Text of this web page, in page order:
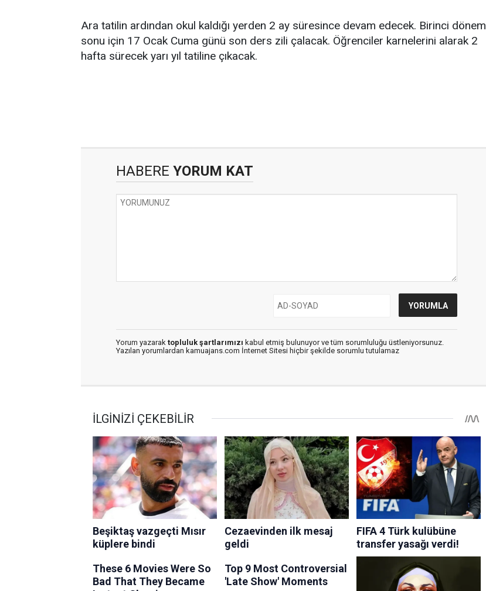
Ara tatilin ardından okul kaldığı yerden 2 ay süresince devam edecek. Birinci dönem
sonu için 17 Ocak Cuma günü son ders zili çalacak. Öğrenciler karnelerini alarak 2
hafta sürecek yarı yıl tatiline çıkacak.
HABERE YORUM KAT
Yorum yazarak topluluk şartlarımızı kabul etmiş bulunuyor ve tüm sorumluluğu üstleniyorsunuz.
Yazılan yorumlardan kamuajans.com İnternet Sitesi hiçbir şekilde sorumlu tutulamaz